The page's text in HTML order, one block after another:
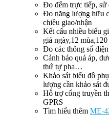
Đo đếm trực tiếp, sử
Đo năng lượng hữu
chiều giao/nhận
Kết cấu nhiều biểu
giá ngày,12
Đo các thông số
Cảnh báo quá áp,
thứ tự pha…
Khảo sát biểu đồ
lượng cần khảo sát
Hỗ trợ cổng truyền
GPRS
Tìm hiểu thêm ME-